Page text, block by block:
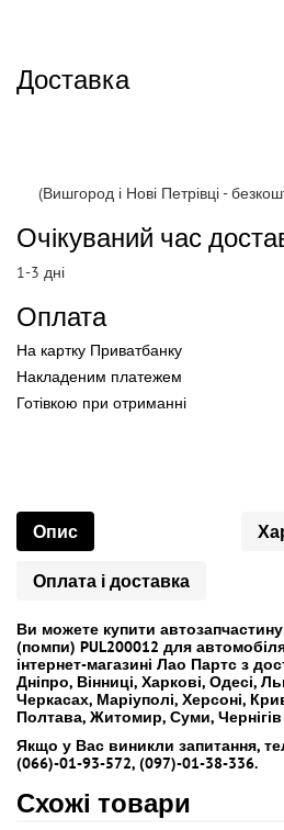
Доставка
(Вишгород і Нові Петрівці -
Очікуваний час
1-3 дні
Оплата
На картку Приватбанку
Накладеним платежем
Готівкою при отриманні
Опис
Оплата і доставка
Ви можете купити
(помпи) PUL200012 для
інтернет-магазині Лао Партс з
Дніпро, Вінниці, Харкові, Одесі,
Черкасах, Маріуполі, Херсоні,
Полтава, Житомир, Суми, Чернігів
Якщо у Вас виникли запитання,
(066)-01-93-572, (097)-01-38-336.
Схожі товари